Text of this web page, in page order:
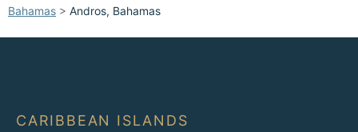
Bahamas > Andros, Bahamas
CARIBBEAN ISLANDS